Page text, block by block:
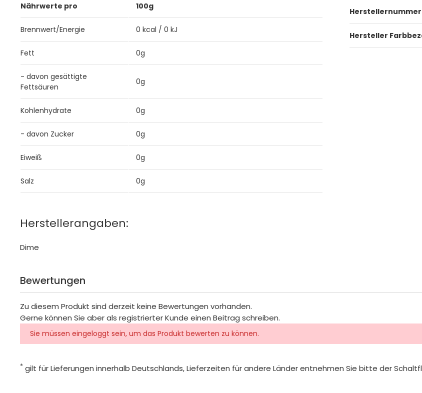
Nährwerte pro 100g
Brennwert/Energie 0 kcal / 0 kJ
Fett 0g
- davon gesättigte
Fettsäuren
0g
Kohlenhydrate 0g
- davon Zucker 0g
Eiweiß 0g
Salz 0g
Herstellerangaben:
Dime
Herstellernummer
Hersteller
Bewertungen
Zu diesem Produkt sind derzeit keine Bewertungen vorhanden.
Gerne können Sie aber als registrierter Kunde einen Beitrag schreiben.
Sie müssen eingeloggt sein, um das Produkt bewerten zu können.
* gilt für Lieferungen innerhalb Deutschlands, Lieferzeiten für andere Länder entnehmen Sie bitte der